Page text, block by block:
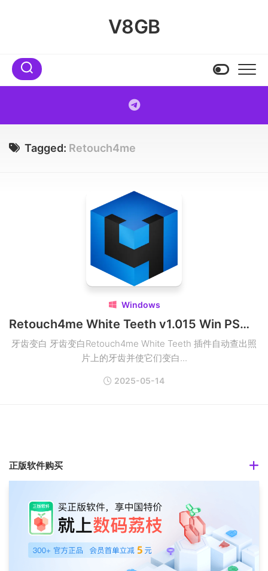
V8GB
Tagged: Retouch4me
 Windows
Retouch4me White Teeth v1.015 Win PS插件|AI人工智能磨皮插件破解版
牙齿变白 牙齿变白Retouch4me White Teeth 插件自动查出照
片上的牙齿并使它们变白...
2025-05-14
正版软件购买